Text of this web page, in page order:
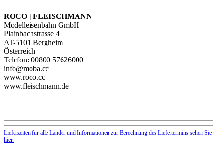
ROCO | FLEISCHMANN
Modelleisenbahn GmbH
Plainbachstrasse 4
AT-5101 Bergheim
Österreich
Telefon: 00800 57626000
info@moba.cc
www.roco.cc
www.fleischmann.de
Lieferzeiten für alle Länder und Informationen zur Berechnung des Liefertermins sehen Sie
hier.